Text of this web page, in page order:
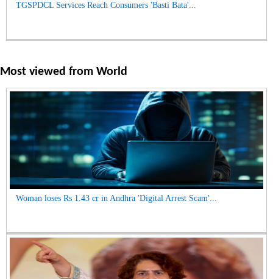
TGSPDCL Services Reach Consumers 'Basti Bata'...
Most viewed from World
Woman loses Rs 1.43 cr in Andhra 'Digital Arrest Scam'...